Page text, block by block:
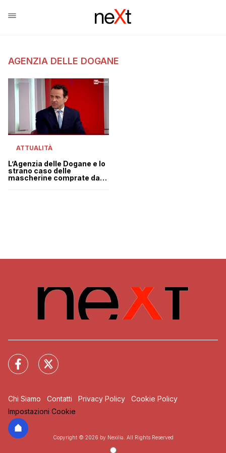
AGENZIA DELLE DOGANE
ATTUALITÀ
L’Agenzia delle Dogane e lo
strano caso delle
mascherine comprate da
Chi Siamo Contatti Privacy Policy
Cookie Policy
Impostazioni Cookie
Copyright © 2026 by Nexilia. All Rights Reserved